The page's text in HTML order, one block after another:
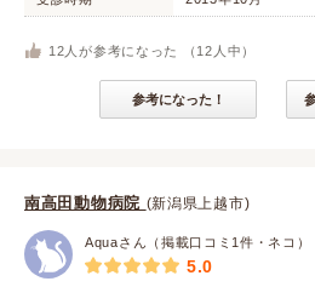
12 人が参考になった （ 12 人中）
参考になった！
南高田動物病院 (新潟県上越市)
Aquaさん（掲載口コミ1件・ネコ）
5.0